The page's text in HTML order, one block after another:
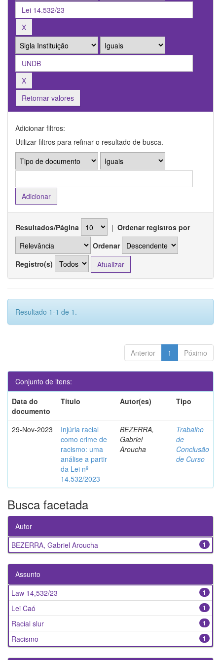
Retornar valores
Adicionar filtros:
Utilizar filtros para refinar o resultado de busca.
Resultados/Página | Ordenar registros por
Ordenar
Registro(s)
Resultado 1-1 de 1.
Anterior 1 Póximo
Conjunto de itens:
Data do
documento
Título Autor(es) Tipo
29-Nov-2023
Injúria racial
como crime de
racismo: uma
análise a partir
da Lei nº
14.532/2023
BEZERRA,
Gabriel
Aroucha
Trabalho
de
Conclusão
de Curso
Busca facetada
Autor
1
BEZERRA, Gabriel Aroucha
Assunto
1
Law 14,532/23
1
Lei Caó
1
Racial slur
1
Racismo